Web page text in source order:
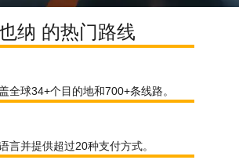
纳 的热门路线
全球34+个目的地和700+条线路。
言并提供超过20种支付方式。